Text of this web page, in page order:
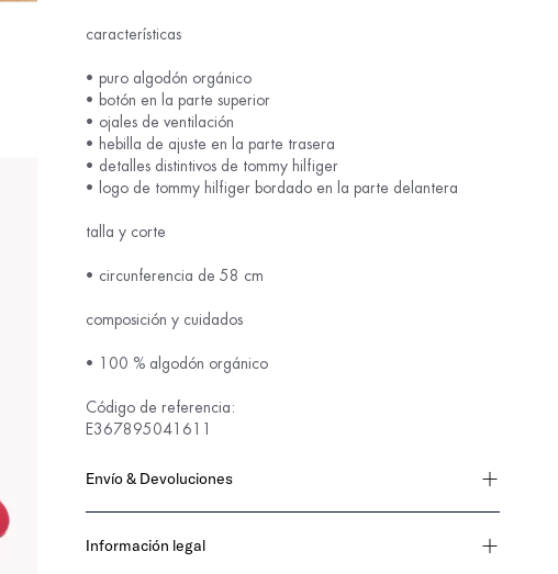
características
• puro algodón orgánico
• botón en la parte superior
• ojales de ventilación
• hebilla de ajuste en la parte trasera
• detalles distintivos de tommy hilfiger
• logo de tommy hilfiger bordado en la parte delantera
talla y corte
• circunferencia de 58 cm
composición y cuidados
• 100 % algodón orgánico
E367895041611
Envío & Devoluciones
Información legal